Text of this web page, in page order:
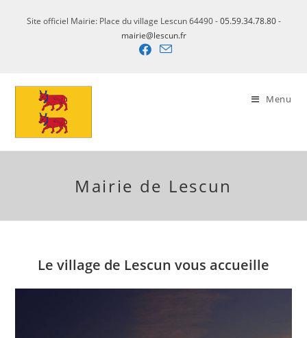
Site officiel Mairie: Place du village Lescun 64490 -05.59.34.78.80-
mairie@lescun.fr
Menu
Mairie de Lescun
Le village de Lescun vous accueille